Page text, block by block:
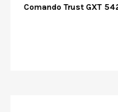
Comando Trust GXT